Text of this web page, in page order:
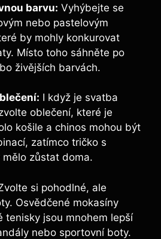
barvu: Vyhýbejte se
nebo pastelovým
​by mohly konkurovat
Místo toho sáhněte po
živějších ⁣barvách.
I když je ⁣svatba
oblečení, které je
košile a chinos mohou být
zatímco tričko s
zůstat doma.
si ⁢pohodlné, ale
Osvědčené mokasíny
tenisky⁢ jsou mnohem lepší
nebo sportovní boty.